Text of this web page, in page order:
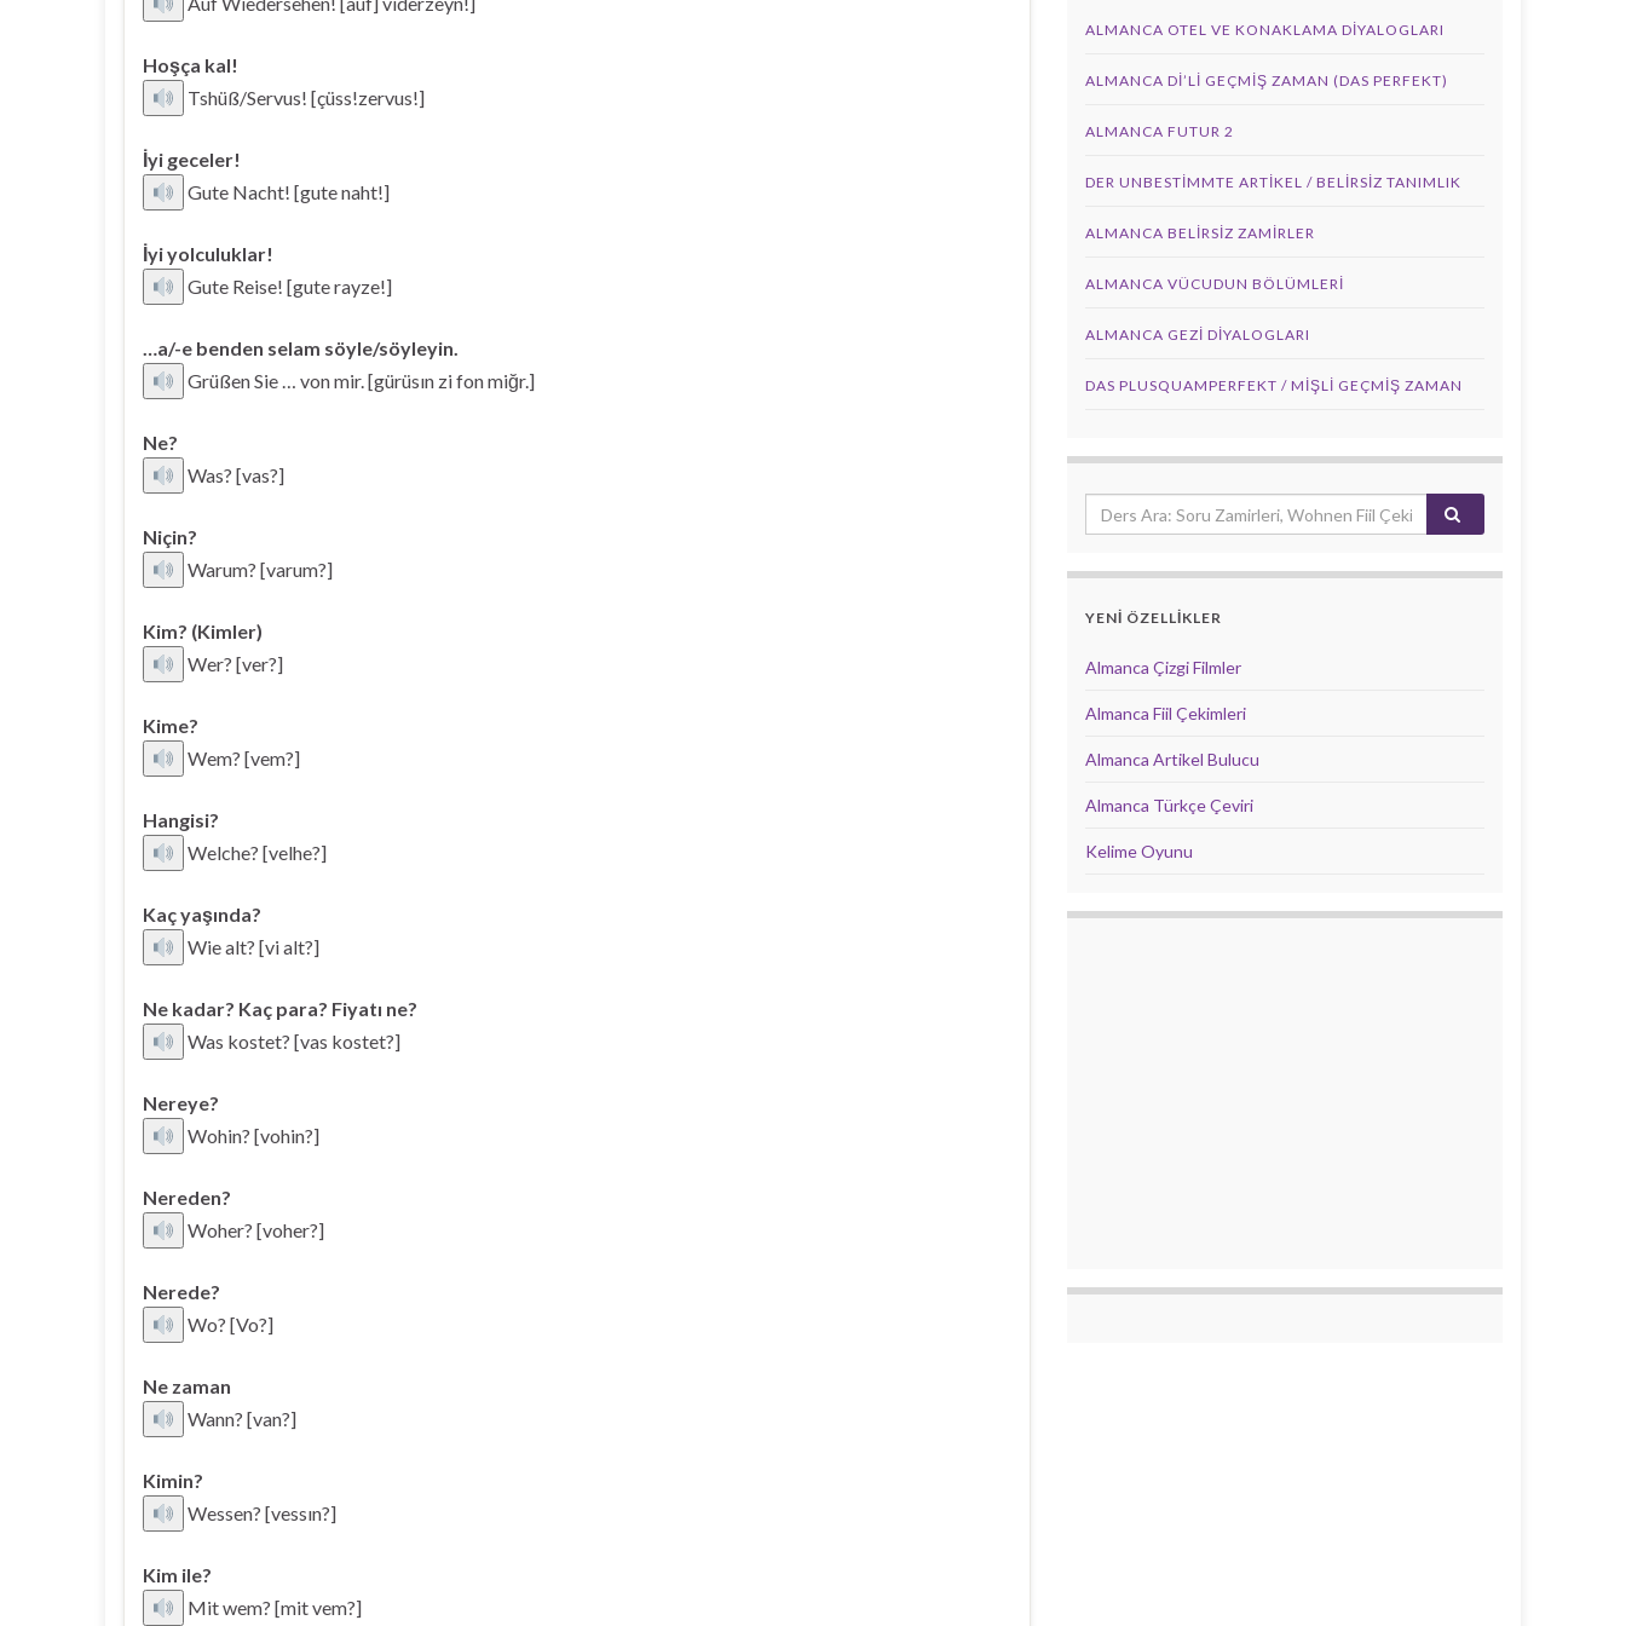
Hoşça kal!
Tshüß/Servus! [çüss!zervus!]
İyi geceler!
Gute Nacht! [gute naht!]
İyi yolculuklar!
Gute Reise! [gute rayze!]
…a/-e benden selam söyle/söyleyin.
Grüßen Sie … von mir. [gürüsın zi fon miğr.]
Ne?
Was? [vas?]
Niçin?
Warum? [varum?]
Kim? (Kimler)
Wer? [ver?]
Kime?
Wem? [vem?]
Hangisi?
Welche? [velhe?]
Kaç yaşında?
Wie alt? [vi alt?]
Ne kadar? Kaç para? Fiyatı ne?
Was kostet? [vas kostet?]
Nereye?
Wohin? [vohin?]
Nereden?
Woher? [voher?]
Nerede?
Wo? [Vo?]
Ne zaman
Wann? [van?]
Kimin?
Wessen? [vessın?]
Kim ile?
Mit wem? [mit vem?]
ALMANCA OTEL VE KONAKLAMA DIYALOGLARI
ALMANCA DI’LI GEÇMIŞ ZAMAN (DAS PERFEKT)
ALMANCA FUTUR 2
DER UNBESTIMMTE ARTIKEL / BELIRSIZ TANIMLIK
ALMANCA BELIRSIZ ZAMIRLER
ALMANCA VÜCUDUN BÖLÜMLERI
ALMANCA GEZI DIYALOGLARI
DAS PLUSQUAMPERFEKT / MİŞLİ GEÇMİŞ ZAMAN
YENİ ÖZELLİKLER
Almanca Çizgi Filmler
Almanca Fiil Çekimleri
Almanca Artikel Bulucu
Almanca Türkçe Çeviri
Kelime Oyunu